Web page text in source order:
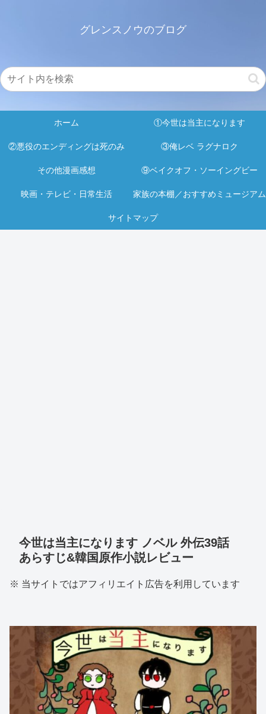
グレンスノウのブログ
ホーム ①今世は当主になります
②悪役のエンディングは死のみ ③俺レベ ラグナロク
その他漫画感想 ⑨ベイクオフ・ソーイングビー
映画・テレビ・日常生活 家族の本棚／おすすめミュージアム
サイトマップ
今世は当主になります ノベル 外伝39話
あらすじ&韓国原作小説レビュー
※ 当サイトではアフィリエイト広告を利用しています